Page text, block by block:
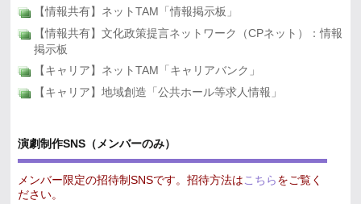
【情報共有】ネットTAM「情報掲示板」
【情報共有】文化政策提言ネットワーク（CPネット）：情報
掲示板
【キャリア】ネットTAM「キャリアバンク」
【キャリア】地域創造「公共ホール等求人情報」
演劇制作SNS（メンバーのみ）
メンバー限定の招待制SNSです。招待方法は こちら をご覧く
ださい。